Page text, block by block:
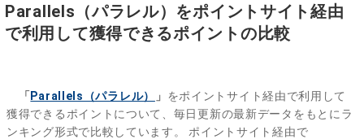
Parallels（パラレル）をポイントサイト経由
で利用して獲得できるポイントの比較
「 Parallels（パラレル） 」 をポイントサイト経由で利用して
獲得できるポイントについて、毎日更新の最新データをもとにラ
ンキング形式で比較しています。 ポイントサイト経由で